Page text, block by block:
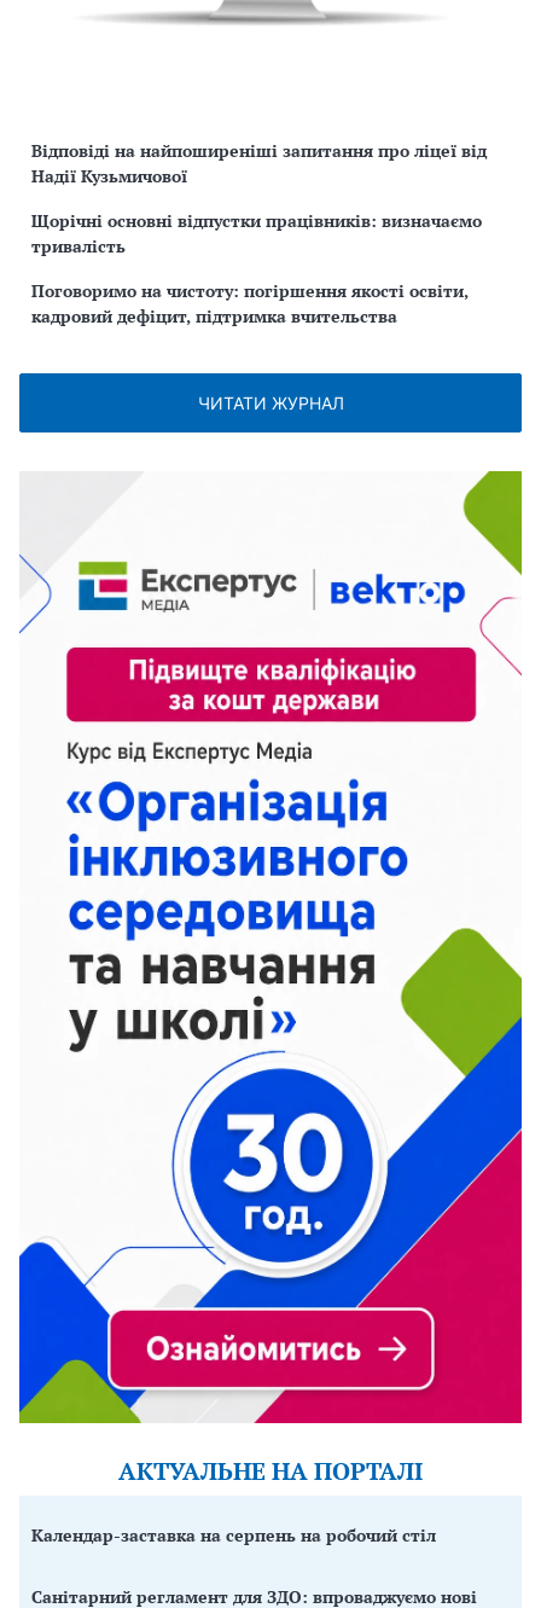
Відповіді на найпоширеніші запитання про ліцеї від
Надії Кузьмичової
Щорічні основні відпустки працівників: визначаємо
тривалість
Поговоримо на чистоту: погіршення якості освіти,
кадровий дефіцит, підтримка вчительства
ЧИТАТИ ЖУРНАЛ
АКТУАЛЬНЕ НА ПОРТАЛІ
Календар-заставка на серпень на робочий стіл
Санітарний регламент для ЗДО: впроваджуємо нові